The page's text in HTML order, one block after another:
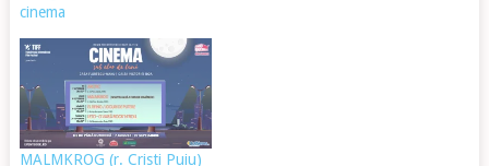
cinema
MALMKROG (r. Cristi Puiu)